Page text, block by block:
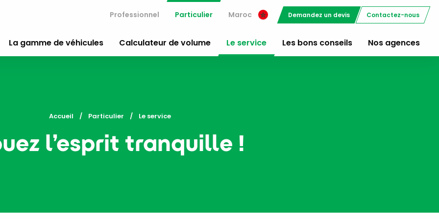
Professionnel Particulier Maroc Demandez un devis Contactez-nous
La gamme de véhicules Calculateur de volume Le service Les bons conseils Nos agences
Accueil Particulier Current:
Le service
l’esprit tranquille !